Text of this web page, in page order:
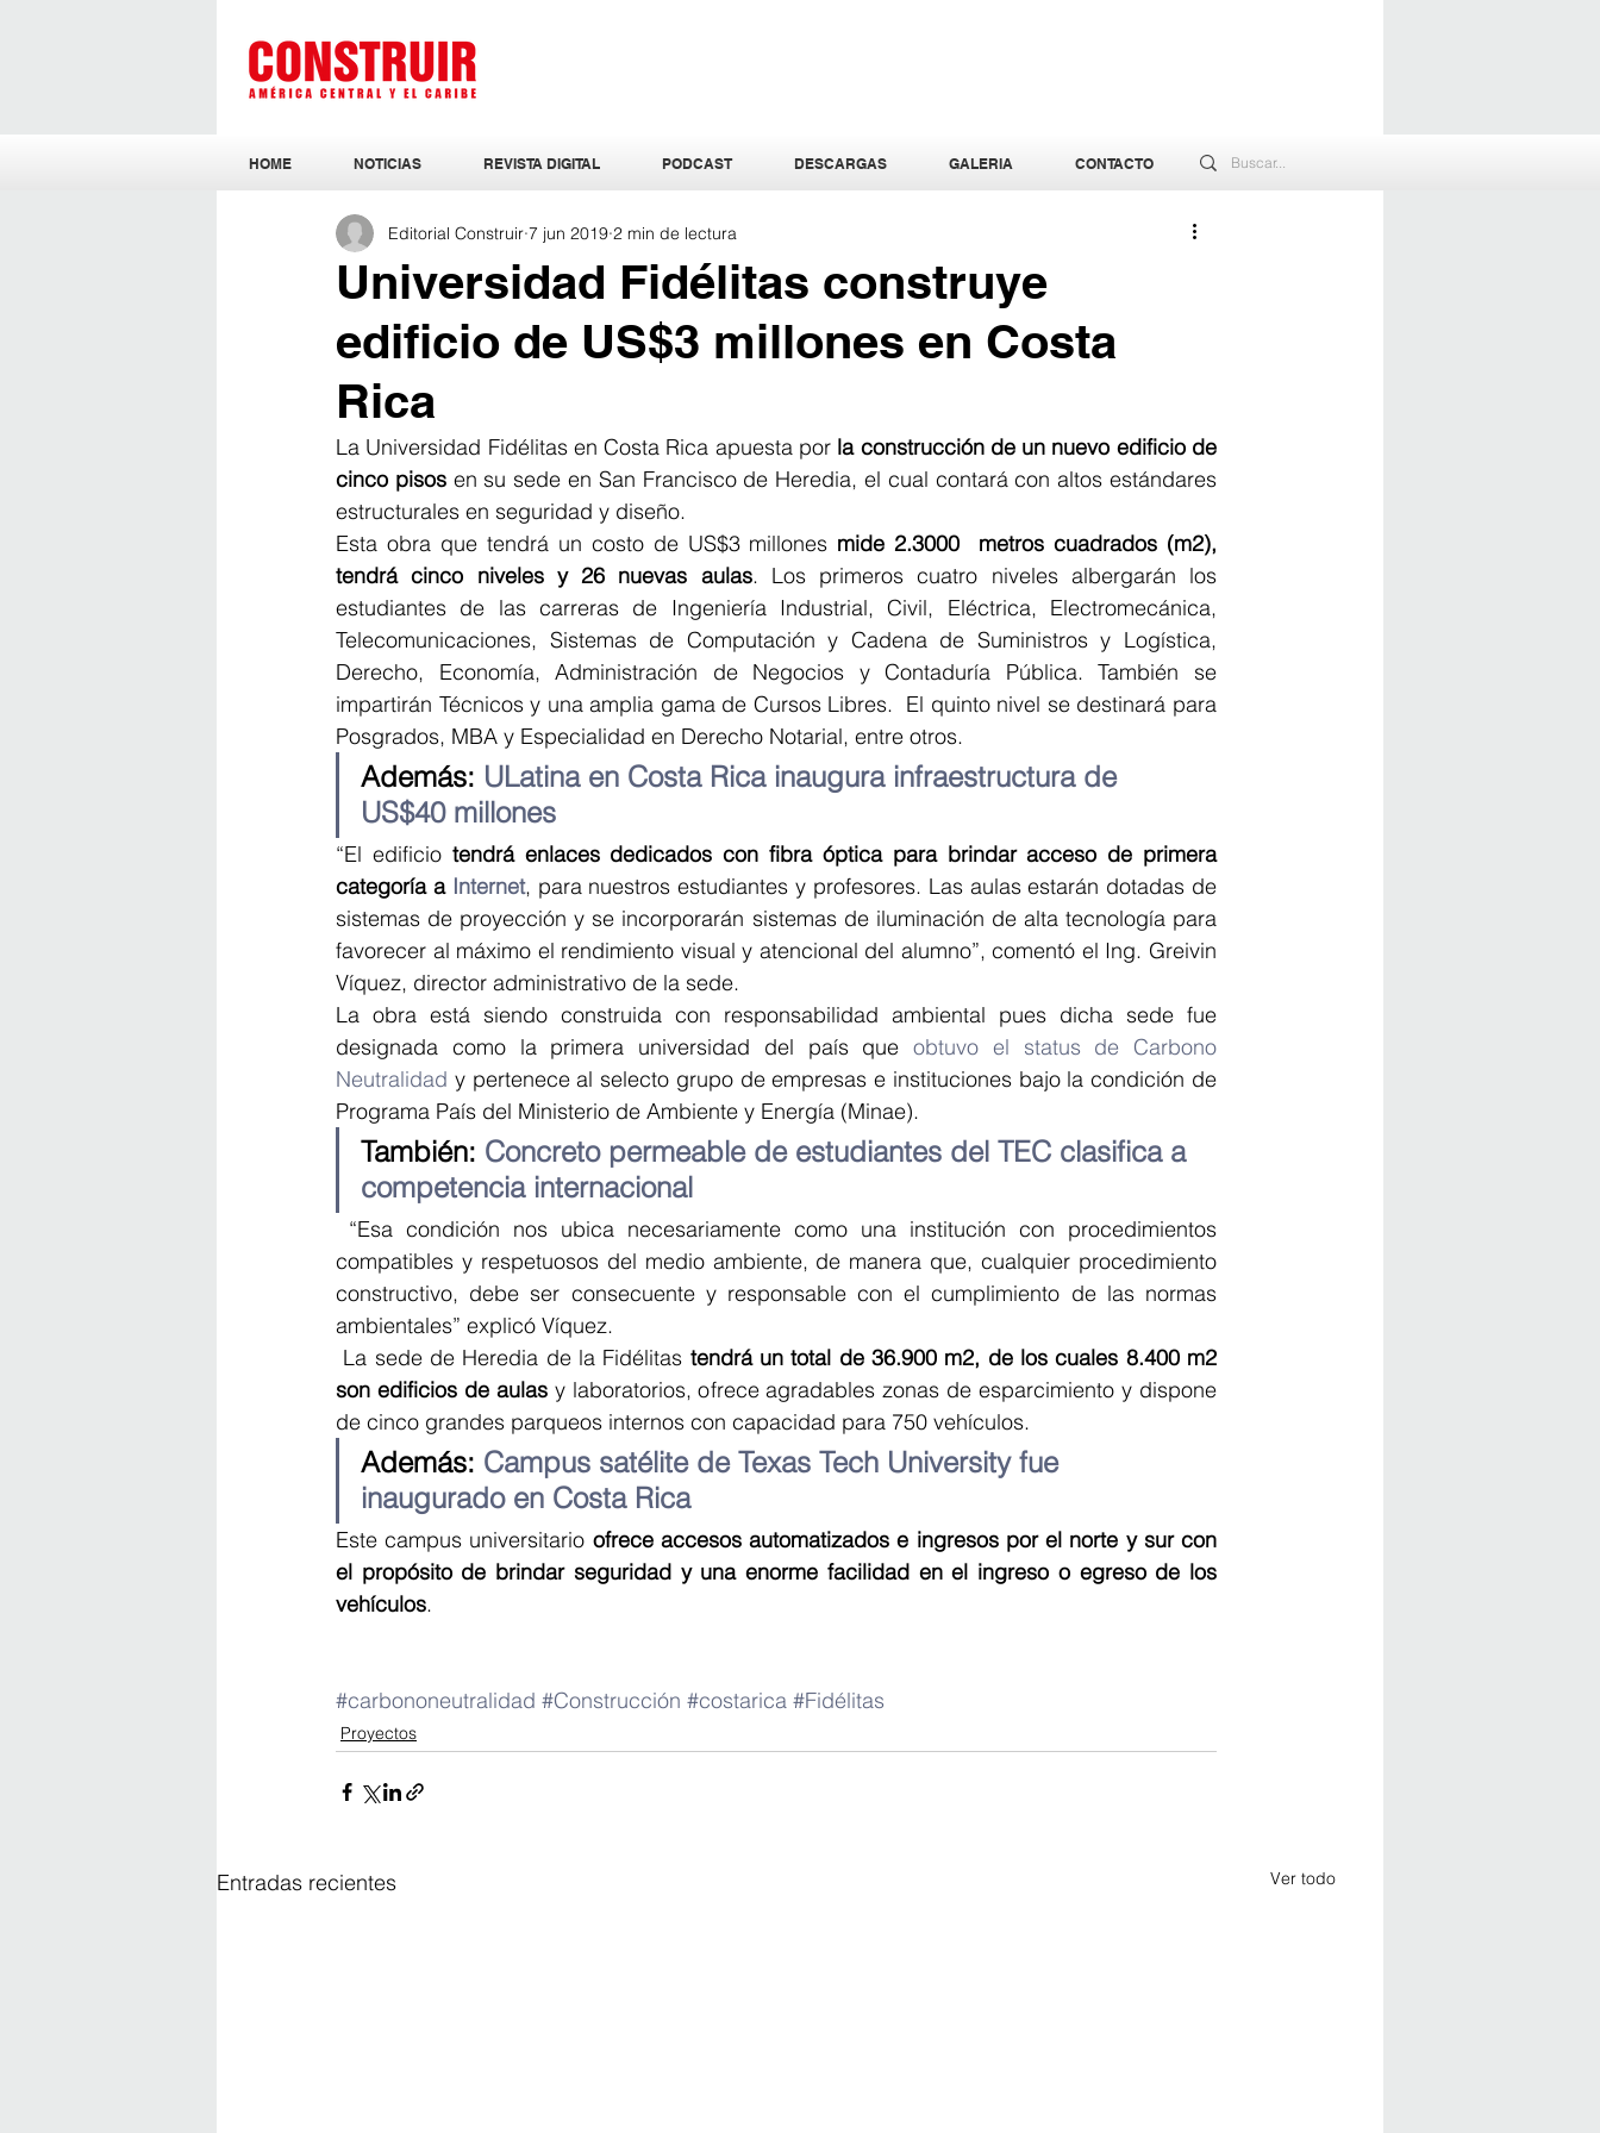
HOME NOTICIAS REVISTA DIGITAL PODCAST DESCARGAS GALERIA CONTACTO
Universidad Fidélitas construye
edificio de US$3 millones en Costa
Rica
Editorial Construir 7 jun 2019 2 min de lectura
La Universidad Fidélitas en Costa Rica apuesta por la construcción de un nuevo edificio de
cinco pisos en su sede en San Francisco de Heredia, el cual contará con altos estándares
estructurales en seguridad y diseño.
Esta obra que tendrá un costo de US$3 millones mide 2.3000  metros cuadrados (m2),
tendrá cinco niveles y 26 nuevas aulas. Los primeros cuatro niveles albergarán los
estudiantes de las carreras de Ingeniería Industrial, Civil, Eléctrica, Electromecánica,
Telecomunicaciones, Sistemas de Computación y Cadena de Suministros y Logística,
Derecho, Economía, Administración de Negocios y Contaduría Pública. También se
impartirán Técnicos y una amplia gama de Cursos Libres.  El quinto nivel se destinará para
Posgrados, MBA y Especialidad en Derecho Notarial, entre otros.
Además: ULatina en Costa Rica inaugura infraestructura de
US$40 millones
“El edificio tendrá enlaces dedicados con fibra óptica para brindar acceso de primera
categoría a Internet, para nuestros estudiantes y profesores. Las aulas estarán dotadas de
sistemas de proyección y se incorporarán sistemas de iluminación de alta tecnología para
favorecer al máximo el rendimiento visual y atencional del alumno”, comentó el Ing. Greivin
Víquez, director administrativo de la sede.
La obra está siendo construida con responsabilidad ambiental pues dicha sede fue
designada como la primera universidad del país que obtuvo el status de Carbono
Neutralidad y pertenece al selecto grupo de empresas e instituciones bajo la condición de
Programa País del Ministerio de Ambiente y Energía (Minae).
También: Concreto permeable de estudiantes del TEC clasifica a
competencia internacional
“Esa condición nos ubica necesariamente como una institución con procedimientos
compatibles y respetuosos del medio ambiente, de manera que, cualquier procedimiento
constructivo, debe ser consecuente y responsable con el cumplimiento de las normas
ambientales” explicó Víquez.
La sede de Heredia de la Fidélitas tendrá un total de 36.900 m2, de los cuales 8.400 m2
son edificios de aulas y laboratorios, ofrece agradables zonas de esparcimiento y dispone
de cinco grandes parqueos internos con capacidad para 750 vehículos.
Además: Campus satélite de Texas Tech University fue
inaugurado en Costa Rica
Este campus universitario ofrece accesos automatizados e ingresos por el norte y sur con
el propósito de brindar seguridad y una enorme facilidad en el ingreso o egreso de los
vehículos.
#carbononeutralidad #Construcción #costarica #Fidélitas
Proyectos
Entradas recientes Ver todo